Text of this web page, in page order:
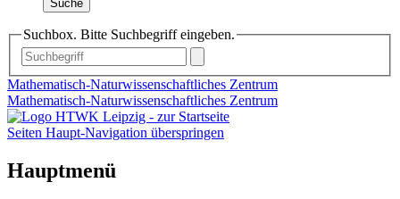
Suche
Suchbox. Bitte Suchbegriff eingeben.
Mathematisch-Naturwissenschaftliches Zentrum
Mathematisch-Naturwissenschaftliches Zentrum
Seiten Haupt-Navigation überspringen
Hauptmenü